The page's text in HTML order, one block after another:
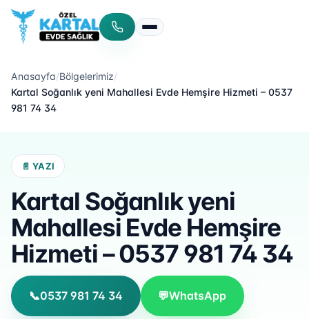
Menüyü aç/kapat
Anasayfa/Bölgelerimiz/
Kartal Soğanlık yeni Mahallesi Evde Hemşire Hizmeti – 0537
981 74 34
📄 YAZI
Kartal Soğanlık yeni
Mahallesi Evde Hemşire
Hizmeti – 0537 981 74 34
📞0537 981 74 34 💬WhatsApp